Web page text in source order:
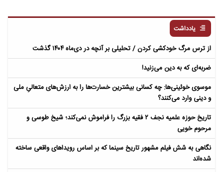
یادداشت
از ترس مرگ خودکشی کردن / تحلیلی بر آنچه در دی‌ماه ۱۴۰۴ گذشت
ضربه‌ای که به دین می‌زنید!
موسوی خوئینی‌ها: چه کسانی بیشترین خسارت‌ها را به ارزش‌های متعالیِ ملی
و دینی وارد می‌کنند؟
تاریخ حوزه علمیه نجف ۲ فقیه بزرگ را فراموش نمی‌کند؛ شیخ طوسی و
مرحوم خویی
نگاهی به شش فیلم مشهور تاریخ سینما که بر اساس رویداهای واقعی ساخته
شده‌اند